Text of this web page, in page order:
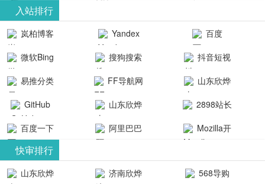
费观看。平
台内容丰
富，更新快
速，支持在
线观看，满
足各类影迷
需求，提供
无广告、高
清流畅的观
影体验。
这！收录大
量免费看电
影网站！
成全短剧电
视剧、电视
剧大全、好
看的电视
剧、最新的
电影在线观
看，神马影
最新好看的
也很卷
_huashilm.com_
动漫综合
碟调网为您
提供最新电
视剧和2025
年最新电影
的在线观
看，快来碟
调电影网在
线观看最新
热门影视作
漫免费在线
观看
整合当前互
联网最新最
全最优质的
软件免费下
载、资源免
费共享、技
术教程学习
台！整合破
入站排行
岚柏博客
Yandex
搜索
百度
微软Bing
搜狗搜索
引擎
抖音短视
频
易推分类
目录网
FF导航网
山东欣烨
化工有限公
GitHub
山东欣烨
生物科技有
2898站长
资源平台
百度一下
阿里巴巴
Mozilla开
快审排行
山东欣烨
济南欣烨
568导购